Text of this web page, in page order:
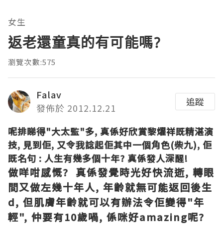
女生
返老還童真的有可能嗎?
瀏覽次數:575
Falav
發佈於 2012.12.21
追蹤
呢排睇得"大太監"多, 真係好欣賞黎燿祥既精湛演
技, 見到佢, 又令我諗起佢其中一個角色(柴九), 佢
既名句 : 人生有幾多個十年? 真係發人深醒!
做咩咁感慨? 真係發覺時光好快流逝, 轉眼
間又做左幾十年人, 年齡就無可能返回後生
d, 但肌膚年齡就可以有辦法令佢變得"年
輕", 仲要有10歲喎, 係咪好amazing呢?